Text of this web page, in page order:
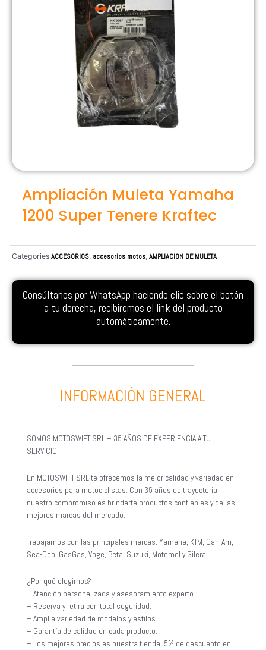
Ampliación Muleta Yamaha
1200 Super Tenere Kraftec
Categories ACCESORIOS, accesorios motos, AMPLIACION DE MULETA
Consúltanos por WhatsApp haciendo clic sobre el botón
a tu derecha, recibiremos el link del producto
automáticamente.
INFORMACIÓN GENERAL
SOMOS MOTOSWIFT SRL – 35 AÑOS DE EXPERIENCIA A TU
SERVICIO
En MOTOSWIFT SRL te ofrecemos la mejor calidad y variedad en
accesorios para motociclistas. Con 35 años de trayectoria,
nuestro compromiso es brindarte productos confiables y de las
mejores marcas del mercado.
Trabajamos con las principales marcas: Yamaha, KTM, Can-Am,
Sea-Doo, GasGas, Voge, Beta, Suzuki, Motomel y Gilera.
¿Por qué elegirnos?
– Atención personalizada y asesoramiento experto.
– Reserva y retira con total seguridad.
– Amplia variedad de modelos y estilos.
– Garantía de calidad en cada producto.
– Los mejores precios es nuestra tienda, 5% de descuento en